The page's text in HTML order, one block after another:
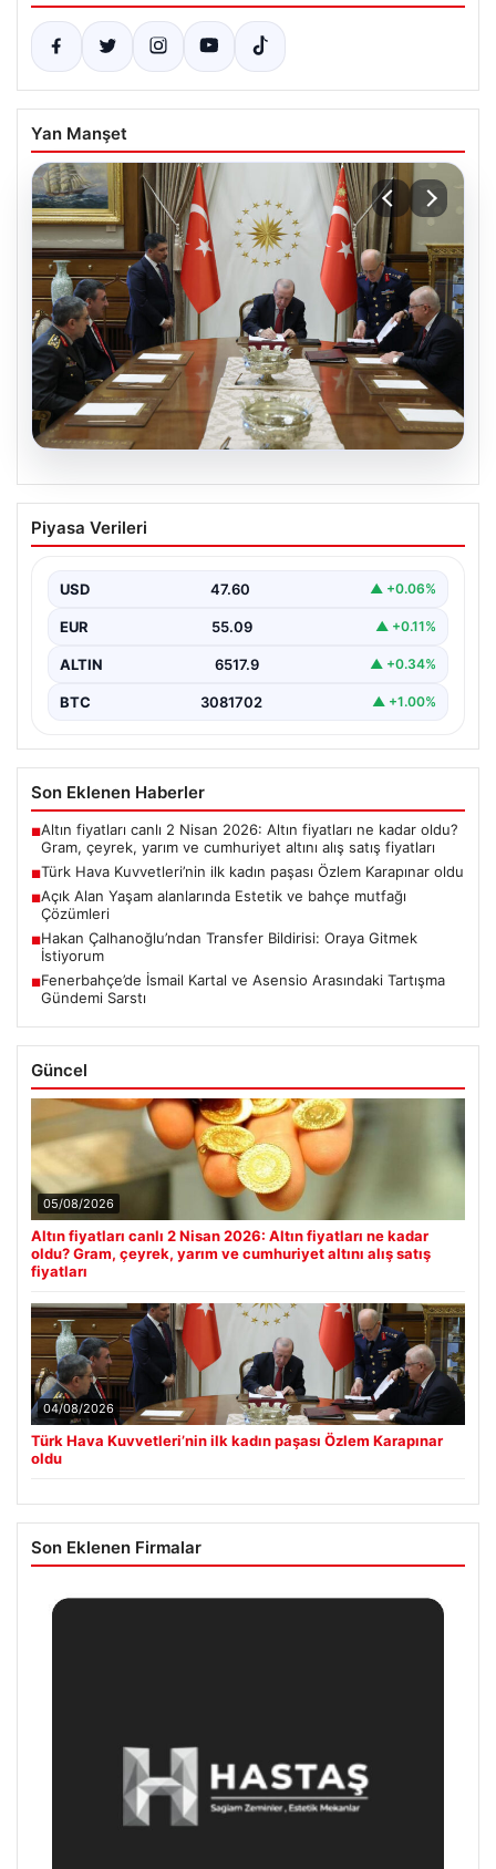
Yan Manşet
Türk Hava Kuvvetleri’nin ilk kadın
paşası Özlem Karapınar oldu
Özlem Karapınar İlk Kadın Paşa Oldu",…
Piyasa Verileri
USD 47.60 ▲ +0.06%
EUR 55.09 ▲ +0.11%
ALTIN 6517.9 ▲ +0.34%
BTC 3081702 ▲ +1.00%
Son Eklenen Haberler
■Altın fiyatları canlı 2 Nisan 2026: Altın fiyatları ne kadar oldu?
Gram, çeyrek, yarım ve cumhuriyet altını alış satış fiyatları
■Türk Hava Kuvvetleri’nin ilk kadın paşası Özlem Karapınar oldu
■Açık Alan Yaşam alanlarında Estetik ve bahçe mutfağı
Çözümleri
■Hakan Çalhanoğlu’ndan Transfer Bildirisi: Oraya Gitmek
İstiyorum
■Fenerbahçe’de İsmail Kartal ve Asensio Arasındaki Tartışma
Gündemi Sarstı
Güncel
05/08/2026
Altın fiyatları canlı 2 Nisan 2026: Altın fiyatları ne kadar
oldu? Gram, çeyrek, yarım ve cumhuriyet altını alış satış
fiyatları
04/08/2026
Türk Hava Kuvvetleri’nin ilk kadın paşası Özlem Karapınar
oldu
Son Eklenen Firmalar